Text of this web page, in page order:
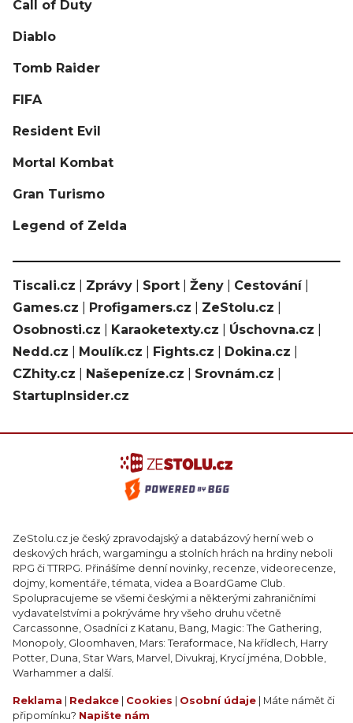
Call of Duty
Diablo
Tomb Raider
FIFA
Resident Evil
Mortal Kombat
Gran Turismo
Legend of Zelda
Tiscali.cz Zprávy Sport Ženy Cestování|
Games.cz
Profigamers.cz ZeStolu.cz
Osobnosti.cz
Karaoketexty.cz Úschovna.cz
Nedd.cz
Moulík.cz Fights.cz Dokina.cz
CZhity.cz
Našepeníze.cz Srovnám.cz
StartupInsider.cz
ZeStolu.cz je český zpravodajský a databázový herní web o
deskových hrách, wargamingu a stolních hrách na hrdiny neboli
RPG či TTRPG. Přinášíme denní novinky, recenze, videorecenze,
dojmy, komentáře, témata, videa a BoardGame Club.
Spolupracujeme se všemi českými a některými zahraničními
vydavatelstvími a pokrýváme hry všeho druhu včetně
Carcassonne, Osadníci z Katanu, Bang, Magic: The Gathering,
Monopoly, Gloomhaven, Mars: Teraformace, Na křídlech, Harry
Potter, Duna, Star Wars, Marvel, Divukraj, Krycí jména, Dobble,
Warhammer a další.
Reklama Redakce Cookies Osobní údaje | Máte námět či
připomínku? Napište nám